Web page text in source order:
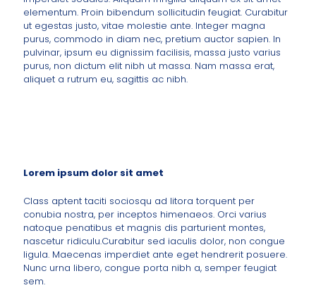
elementum. Proin bibendum sollicitudin feugiat. Curabitur
ut egestas justo, vitae molestie ante. Integer magna
purus, commodo in diam nec, pretium auctor sapien. In
pulvinar, ipsum eu dignissim facilisis, massa justo varius
purus, non dictum elit nibh ut massa. Nam massa erat,
aliquet a rutrum eu, sagittis ac nibh.
Lorem ipsum dolor sit amet
Class aptent taciti sociosqu ad litora torquent per
conubia nostra, per inceptos himenaeos. Orci varius
natoque penatibus et magnis dis parturient montes,
nascetur ridiculu.Curabitur sed iaculis dolor, non congue
ligula. Maecenas imperdiet ante eget hendrerit posuere.
Nunc urna libero, congue porta nibh a, semper feugiat
sem.